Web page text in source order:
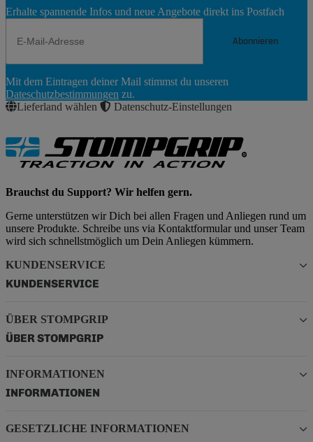
Erhalte spannende Infos und neue Angebote direkt ins Postfach
Abonnieren
Abonnieren
Mit dem Eintragen deiner Mail stimmst du unseren
Dateschutzbestimmungen zu.
Lieferland wählen
Datenschutz-Einstellungen
Brauchst du Support? Wir helfen gern.
Gerne unterstützen wir Dich bei allen Fragen und Anliegen rund um
unsere Produkte. Schreibe uns via Kontaktformular und unser Team
wird sich schnellstmöglich um Dein Anliegen kümmern.
KUNDENSERVICE
KUNDENSERVICE
ÜBER STOMPGRIP
ÜBER STOMPGRIP
INFORMATIONEN
INFORMATIONEN
GESETZLICHE INFORMATIONEN